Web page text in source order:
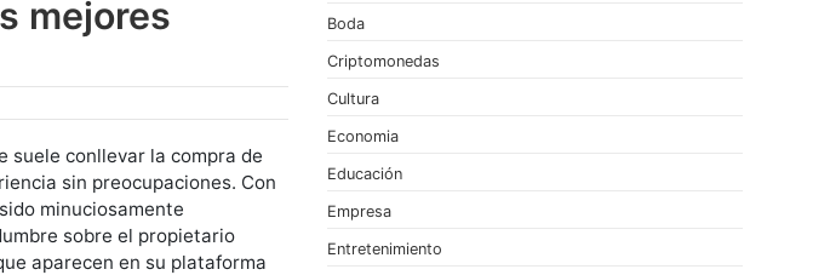
mejores
suele conllevar la compra de
sin preocupaciones. Con
minuciosamente
sobre el propietario
aparecen en su plataforma
Boda
Criptomonedas
Cultura
Economia
Educación
Empresa
Entretenimiento